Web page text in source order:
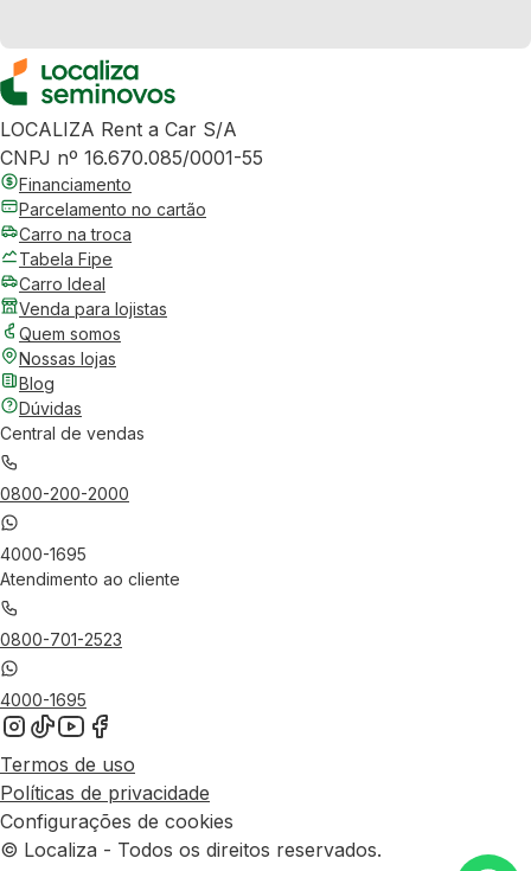
LOCALIZA Rent a Car S/A
CNPJ nº 16.670.085/0001-55
Financiamento
Parcelamento no cartão
Carro na troca
Tabela Fipe
Carro Ideal
Venda para lojistas
Quem somos
Nossas lojas
Blog
Dúvidas
Central de vendas
0800-200-2000
4000-1695
Atendimento ao cliente
0800-701-2523
4000-1695
Termos de uso
Políticas de privacidade
Configurações de cookies
© Localiza - Todos os direitos reservados.